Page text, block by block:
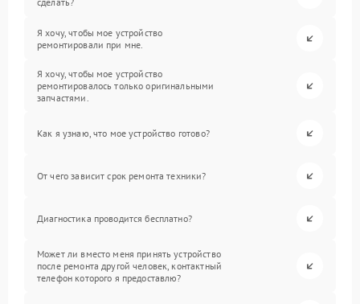
Я хочу, чтобы мое устройство
ремонтировали при мне.
Я хочу, чтобы мое устройство
ремонтировалось только оригинальными
запчастями.
Как я узнаю, что мое устройство готово?
От чего зависит срок ремонта техники?
Диагностика проводится бесплатно?
Может ли вместо меня принять устройство
после ремонта другой человек, контактный
телефон которого я предоставлю?